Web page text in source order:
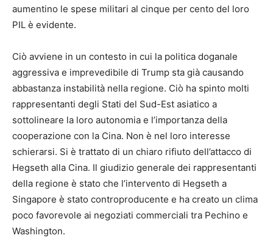
aumentino le spese militari al cinque per cento del loro
PIL è evidente.
Ciò avviene in un contesto in cui la politica doganale
aggressiva e imprevedibile di Trump sta già causando
abbastanza instabilità nella regione. Ciò ha spinto molti
rappresentanti degli Stati del Sud-Est asiatico a
sottolineare la loro autonomia e l’importanza della
cooperazione con la Cina. Non è nel loro interesse
schierarsi. Si è trattato di un chiaro rifiuto dell’attacco di
Hegseth alla Cina. Il giudizio generale dei rappresentanti
della regione è stato che l’intervento di Hegseth a
Singapore è stato controproducente e ha creato un clima
poco favorevole ai negoziati commerciali tra Pechino e
Washington.